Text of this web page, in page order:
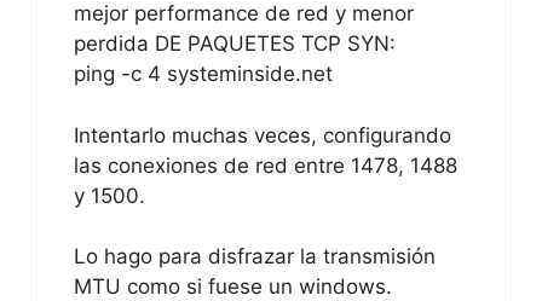
mejor performance de red y menor
perdida DE PAQUETES TCP SYN:
ping -c 4 systeminside.net
Intentarlo muchas veces, configurando
las conexiones de red entre 1478, 1488
y 1500.
Lo hago para disfrazar la transmisión
MTU como si fuese un windows.